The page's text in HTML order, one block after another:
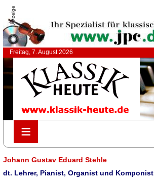
Anzeige
Freitag, 7. August 2026
≡
≡
Johann Gustav Eduard Stehle
dt. Lehrer, Pianist, Organist und Komponist